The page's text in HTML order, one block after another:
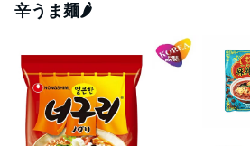
辛うま麺🌶️